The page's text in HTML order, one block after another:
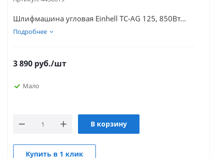
Шлифмашина угловая Einhell TC-AG 125, 850Вт...
Подробнее
3 890 руб./шт
Мало
В корзину
Купить в 1 клик